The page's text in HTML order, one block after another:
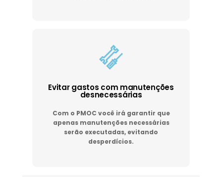
Evitar gastos com manutenções
desnecessárias
Com o PMOC você irá garantir que
apenas manutenções necessárias
serão executadas, evitando
desperdícios.